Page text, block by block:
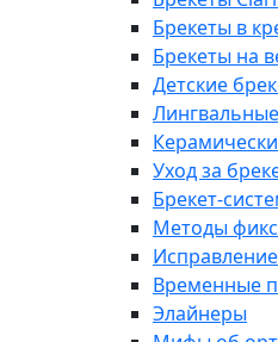
Брекеты в
Брекеты на
Детские
Уход за
Брекет-
Методы
Временные
Элайнеры